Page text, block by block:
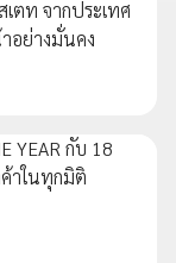
ตท จากประเทศ
อย่างมั่นคง